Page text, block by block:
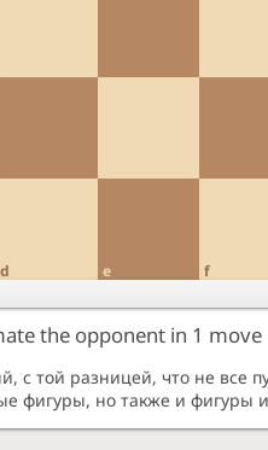
d e f
the opponent in 1 move
той разницей, что не все
фигуры, но также и фигуры